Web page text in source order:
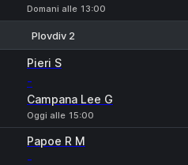
Domani alle 13:00
Plovdiv 2
Pieri S
-
Campana Lee G
Oggi alle 15:00
Papoe R M
-